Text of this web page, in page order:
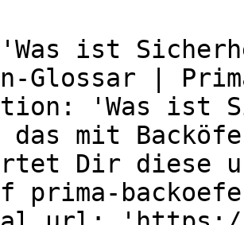
ist
Glossar |
'Was ist
das mit
Dir diese
prima-